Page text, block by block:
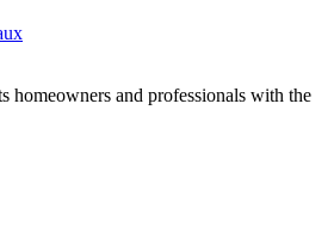
homeowners and professionals with the